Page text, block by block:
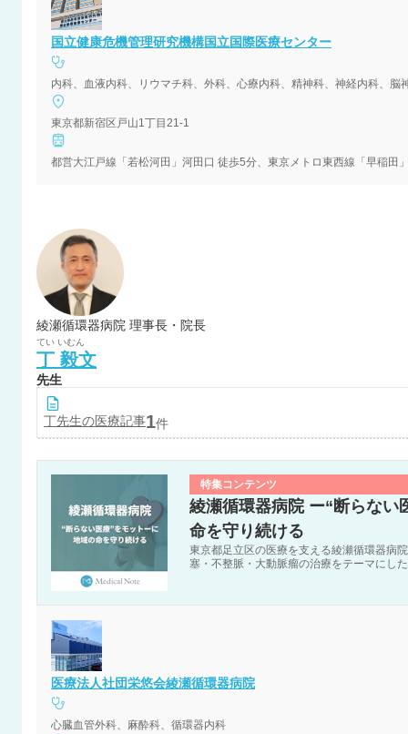
国立健康危機管理研究機構国立国際医療センター
東京都新宿区戸山1丁目21-1
都営大江戸線「若松河田」河田口 徒歩5分、東京メトロ東西線「早稲田
綾瀬循環器病院 理事長・院長
てい いむん
丁 毅文
先生
丁先生の医療記事1件
特集コンテンツ
綾瀬循環器病院 ー“断らない
命を守り続ける
東京都足立区の医療を支える綾瀬循環器病
塞・不整脈・大動脈瘤の治療をテーマにし
医療法人社団栄悠会綾瀬循環器病院
心臓血管外科、麻酔科、循環器内科